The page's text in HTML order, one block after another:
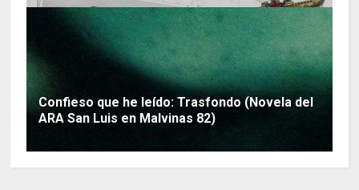
Confieso que he leído: Trasfondo (Novela del
ARA San Luis en Malvinas 82)